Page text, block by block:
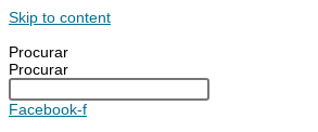
Skip to content
Procurar
Procurar
Facebook-f